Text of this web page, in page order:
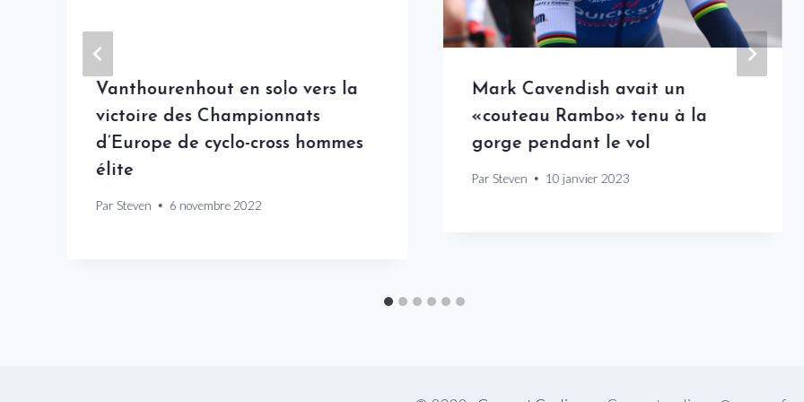
Vanthourenhout en solo vers la
victoire des Championnats
d’Europe de cyclo-cross hommes
élite
Par Steven 6 novembre 2022
Mark Cavendish avait un
«couteau Rambo» tenu à la
gorge pendant le vol
Par Steven 10 janvier 2023